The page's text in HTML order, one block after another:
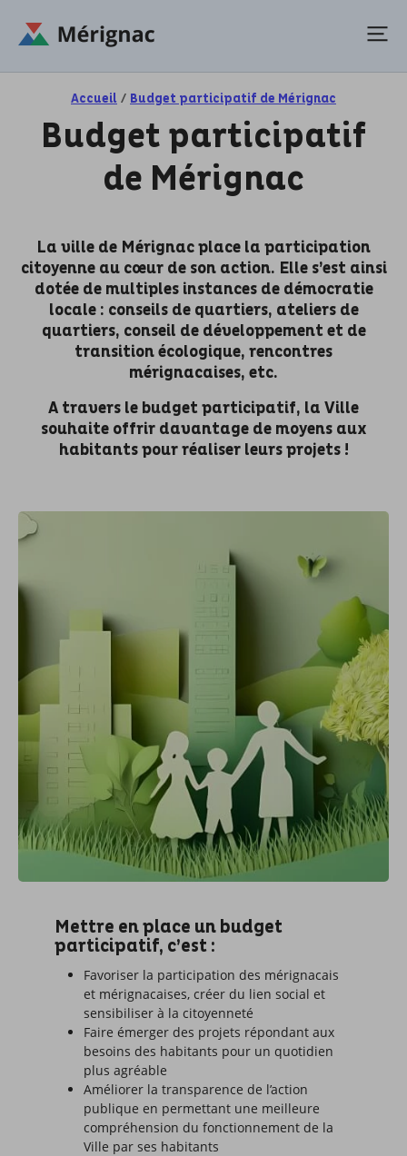
Accueil / Budget participatif de Mérignac
Budget participatif
de Mérignac
La ville de Mérignac place la participation
citoyenne au cœur de son action. Elle s’est ainsi
dotée de multiples instances de démocratie
locale : conseils de quartiers, ateliers de
quartiers, conseil de développement et de
transition écologique, rencontres
mérignacaises, etc.
A travers le budget participatif, la Ville
souhaite offrir davantage de moyens aux
habitants pour réaliser leurs projets !
Mettre en place un budget
participatif, c’est :
Favoriser la participation des mérignacais
et mérignacaises, créer du lien social et
sensibiliser à la citoyenneté
Faire émerger des projets répondant aux
besoins des habitants pour un quotidien
plus agréable
Améliorer la transparence de l’action
publique en permettant une meilleure
compréhension du fonctionnement de la
Ville par ses habitants